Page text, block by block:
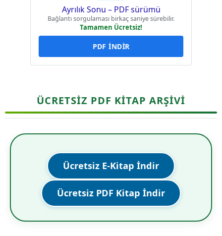
Ayrılık Sonu – PDF sürümü
Bağlantı sorgulaması birkaç saniye sürebilir.
Tamamen Ücretsiz!
PDF İNDİR
ÜCRETSİZ PDF KİTAP ARŞİVİ
Ücretsiz E-Kitap İndir
Ücretsiz PDF Kitap İndir